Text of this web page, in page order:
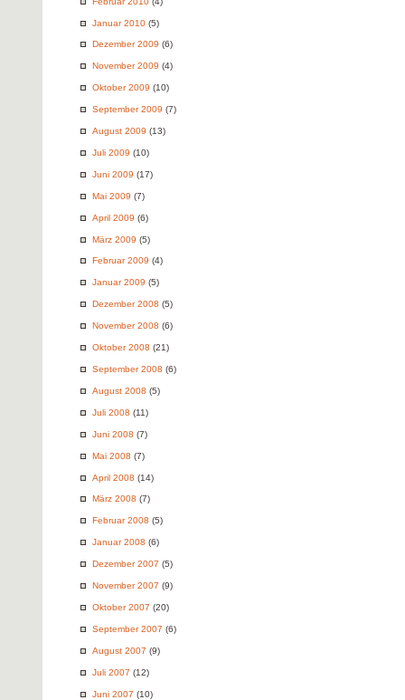
Januar 2010 (5)
Dezember 2009 (6)
November 2009 (4)
Oktober 2009 (10)
September 2009 (7)
August 2009 (13)
Juli 2009 (10)
Juni 2009 (17)
Mai 2009 (7)
April 2009 (6)
März 2009 (5)
Februar 2009 (4)
Januar 2009 (5)
Dezember 2008 (5)
November 2008 (6)
Oktober 2008 (21)
September 2008 (6)
August 2008 (5)
Juli 2008 (11)
Juni 2008 (7)
Mai 2008 (7)
April 2008 (14)
März 2008 (7)
Februar 2008 (5)
Januar 2008 (6)
Dezember 2007 (5)
November 2007 (9)
Oktober 2007 (20)
September 2007 (6)
August 2007 (9)
Juli 2007 (12)
Juni 2007 (10)